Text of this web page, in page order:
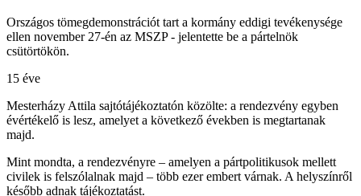
Országos tömegdemonstrációt tart a kormány eddigi tevékenysége
ellen november 27-én az MSZP - jelentette be a pártelnök
csütörtökön.
15 éve
Mesterházy Attila sajtótájékoztatón közölte: a rendezvény egyben
évértékelő is lesz, amelyet a következő években is megtartanak
majd.
Mint mondta, a rendezvényre – amelyen a pártpolitikusok mellett
civilek is felszólalnak majd – több ezer embert várnak. A helyszínről
később adnak tájékoztatást.